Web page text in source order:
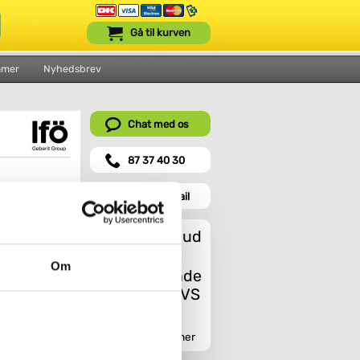
Om
Nyhedsbrev
Gå til kurven
Chat med os
87 37 40 30
Send en mail
Et godt tilbud
Indhent tilbud her